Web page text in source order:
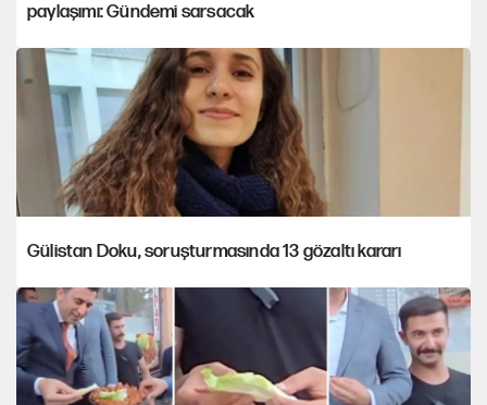
paylaşımı: Gündemi sarsacak
Gülistan Doku, soruşturmasında 13 gözaltı kararı